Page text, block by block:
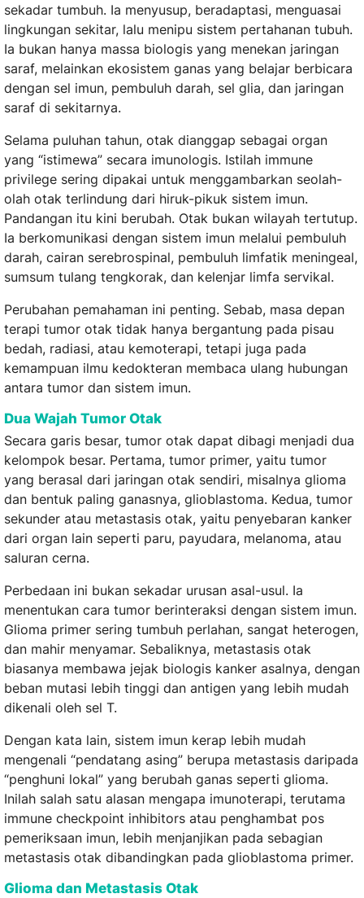
sekadar tumbuh. Ia menyusup, beradaptasi, menguasai
lingkungan sekitar, lalu menipu sistem pertahanan tubuh.
Ia bukan hanya massa biologis yang menekan jaringan
saraf, melainkan ekosistem ganas yang belajar berbicara
dengan sel imun, pembuluh darah, sel glia, dan jaringan
saraf di sekitarnya.
Selama puluhan tahun, otak dianggap sebagai organ
yang “istimewa” secara imunologis. Istilah immune
privilege sering dipakai untuk menggambarkan seolah-
olah otak terlindung dari hiruk-pikuk sistem imun.
Pandangan itu kini berubah. Otak bukan wilayah tertutup.
Ia berkomunikasi dengan sistem imun melalui pembuluh
darah, cairan serebrospinal, pembuluh limfatik meningeal,
sumsum tulang tengkorak, dan kelenjar limfa servikal.
Perubahan pemahaman ini penting. Sebab, masa depan
terapi tumor otak tidak hanya bergantung pada pisau
bedah, radiasi, atau kemoterapi, tetapi juga pada
kemampuan ilmu kedokteran membaca ulang hubungan
antara tumor dan sistem imun.
Dua Wajah Tumor Otak
Secara garis besar, tumor otak dapat dibagi menjadi dua
kelompok besar. Pertama, tumor primer, yaitu tumor
yang berasal dari jaringan otak sendiri, misalnya glioma
dan bentuk paling ganasnya, glioblastoma. Kedua, tumor
sekunder atau metastasis otak, yaitu penyebaran kanker
dari organ lain seperti paru, payudara, melanoma, atau
saluran cerna.
Perbedaan ini bukan sekadar urusan asal-usul. Ia
menentukan cara tumor berinteraksi dengan sistem imun.
Glioma primer sering tumbuh perlahan, sangat heterogen,
dan mahir menyamar. Sebaliknya, metastasis otak
biasanya membawa jejak biologis kanker asalnya, dengan
beban mutasi lebih tinggi dan antigen yang lebih mudah
dikenali oleh sel T.
Dengan kata lain, sistem imun kerap lebih mudah
mengenali “pendatang asing” berupa metastasis daripada
“penghuni lokal” yang berubah ganas seperti glioma.
Inilah salah satu alasan mengapa imunoterapi, terutama
immune checkpoint inhibitors atau penghambat pos
pemeriksaan imun, lebih menjanjikan pada sebagian
metastasis otak dibandingkan pada glioblastoma primer.
Glioma dan Metastasis Otak